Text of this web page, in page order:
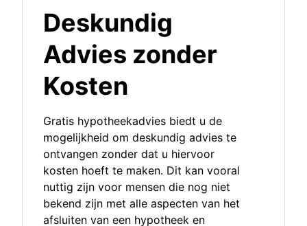
Deskundig
Advies zonder
Kosten
Gratis hypotheekadvies biedt u de
mogelijkheid om deskundig advies te
ontvangen zonder dat u hiervoor
kosten hoeft te maken. Dit kan vooral
nuttig zijn voor mensen die nog niet
bekend zijn met alle aspecten van het
afsluiten van een hypotheek en